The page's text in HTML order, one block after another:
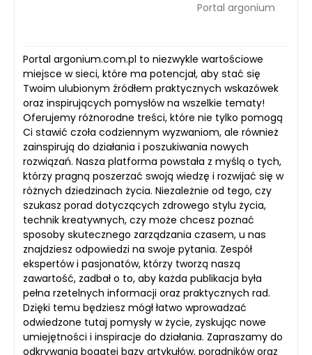
Portal argonium
Portal argonium.com.pl to niezwykle wartościowe
miejsce w sieci, które ma potencjał, aby stać się
Twoim ulubionym źródłem praktycznych wskazówek
oraz inspirujących pomysłów na wszelkie tematy!
Oferujemy różnorodne treści, które nie tylko pomogą
Ci stawić czoła codziennym wyzwaniom, ale również
zainspirują do działania i poszukiwania nowych
rozwiązań. Nasza platforma powstała z myślą o tych,
którzy pragną poszerzać swoją wiedzę i rozwijać się w
różnych dziedzinach życia. Niezależnie od tego, czy
szukasz porad dotyczących zdrowego stylu życia,
technik kreatywnych, czy może chcesz poznać
sposoby skutecznego zarządzania czasem, u nas
znajdziesz odpowiedzi na swoje pytania. Zespół
ekspertów i pasjonatów, którzy tworzą naszą
zawartość, zadbał o to, aby każda publikacja była
pełna rzetelnych informacji oraz praktycznych rad.
Dzięki temu będziesz mógł łatwo wprowadzać
odwiedzone tutaj pomysły w życie, zyskując nowe
umiejętności i inspiracje do działania. Zapraszamy do
odkrywania bogatej bazy artykułów, poradników oraz